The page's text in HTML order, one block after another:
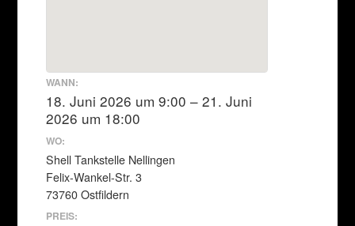
WANN:
18. Juni 2026 um 9:00 – 21. Juni
2026 um 18:00
WO:
Shell Tankstelle Nellingen
Felix-Wankel-Str. 3
73760 Ostfildern
PREIS: